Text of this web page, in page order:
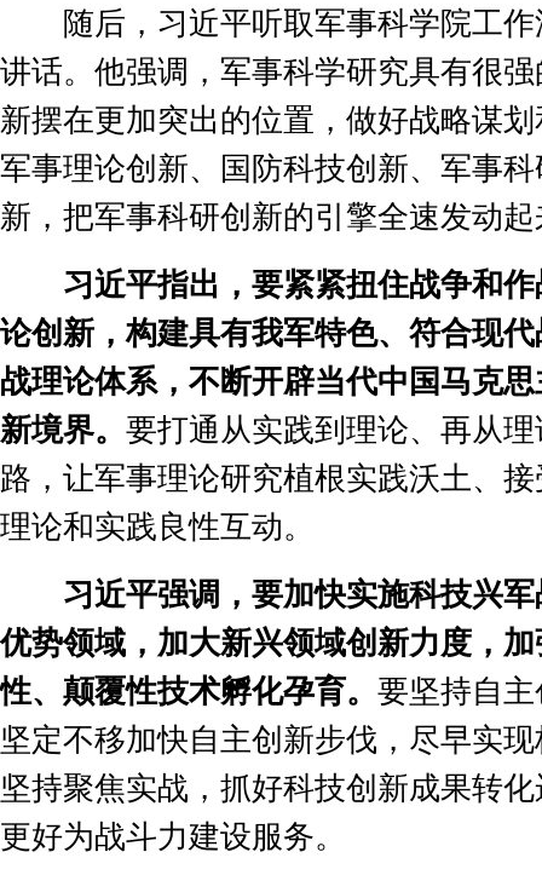
随后，习近平听取军事科学院工作
讲话。他强调，军事科学研究具有很
新摆在更加突出的位置，做好战略谋
军事理论创新、国防科技创新、军事
新，把军事科研创新的引擎全速发动
习近平指出，要紧紧扭住战争和
论创新，构建具有我军特色、符合现
战理论体系，不断开辟当代中国马克
新境界。 要打通从实践到理论、再从
路，让军事理论研究植根实践沃土、
理论和实践良性互动。
习近平强调，要加快实施科技兴
优势领域，加大新兴领域创新力度，
性、颠覆性技术孵化孕育。 要坚持自
坚定不移加快自主创新步伐，尽早实
坚持聚焦实战，抓好科技创新成果转
更好为战斗力建设服务。